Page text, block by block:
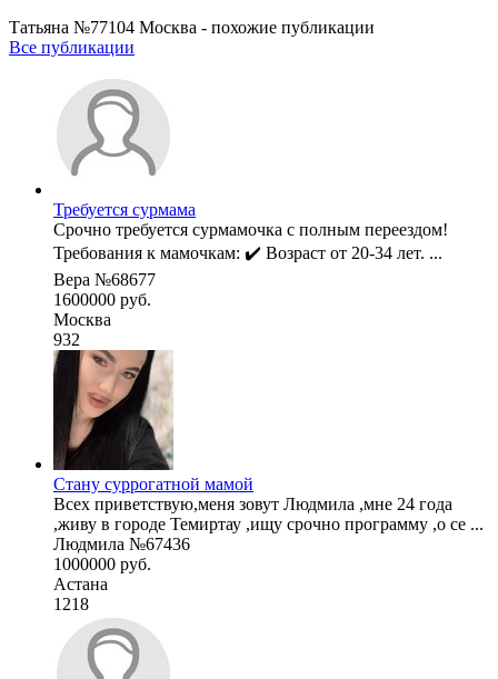
Татьяна №77104 Москва - похожие публикации
Все публикации
Требуется сурмама
Срочно требуется сурмамочка с полным переездом!
Требования к мамочкам: ✔️ Возраст от 20-34 лет. ...
Вера №68677
1600000 руб.
Москва
932
Стану суррогатной мамой
Всех приветствую,меня зовут Людмила ,мне 24 года
,живу в городе Темиртау ,ищу срочно программу ,о се ...
Людмила №67436
1000000 руб.
Астана
1218